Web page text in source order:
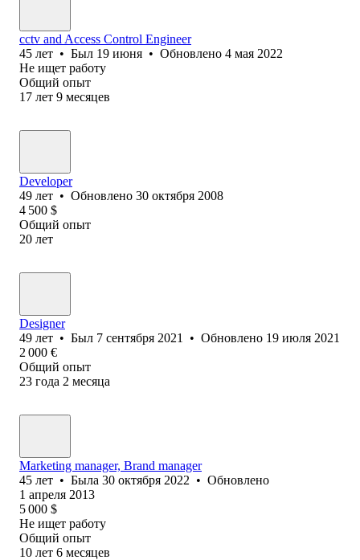
cctv and Access Control Engineer
45 лет • Был 19 июня • Обновлено 4 мая 2022
Не ищет работу
Общий опыт
17 лет 9 месяцев
Developer
49 лет • Обновлено 30 октября 2008
4 500 $
Общий опыт
20 лет
Designer
49 лет • Был 7 сентября 2021 • Обновлено 19 июля 2021
2 000 €
Общий опыт
23 года 2 месяца
Marketing manager, Brand manager
45 лет • Была 30 октября 2022 • Обновлено
1 апреля 2013
5 000 $
Не ищет работу
Общий опыт
10 лет 6 месяцев